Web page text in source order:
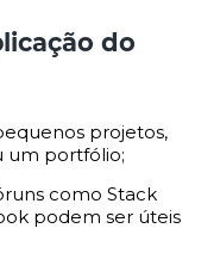
do
projetos,
um portfólio;
como Stack
podem ser úteis